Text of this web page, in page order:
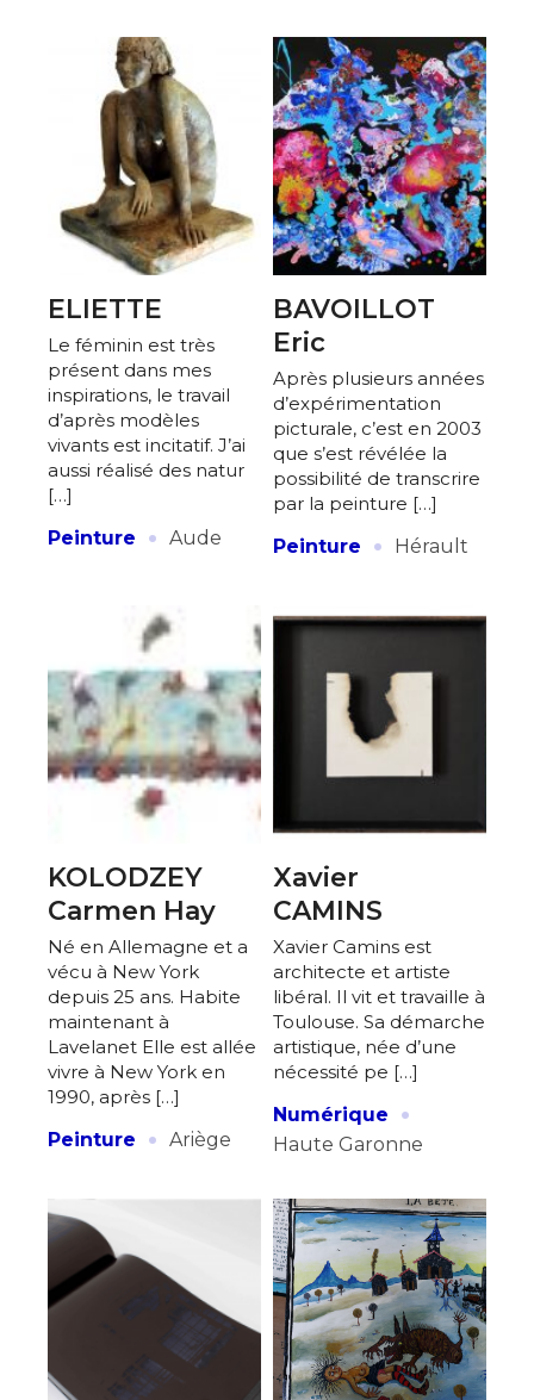
ELIETTE
Le féminin est très
présent dans mes
inspirations, le travail
d’après modèles
vivants est incitatif. J’ai
aussi réalisé des natur
[…]
Peinture
· Aude
BAVOILLOT
Eric
Après plusieurs années
d’expérimentation
picturale, c’est en 2003
que s’est révélée la
possibilité de transcrire
par la peinture […]
Peinture
· Hérault
KOLODZEY
Carmen Hay
Né en Allemagne et a
vécu à New York
depuis 25 ans. Habite
maintenant à
Lavelanet Elle est allée
vivre à New York en
1990, après […]
Peinture
· Ariège
Xavier
CAMINS
Xavier Camins est
architecte et artiste
libéral. Il vit et travaille à
Toulouse. Sa démarche
artistique, née d’une
nécessité pe […]
Numérique
·
Haute Garonne